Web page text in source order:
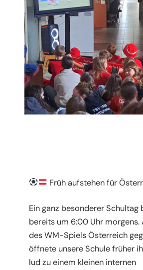
Früh aufstehen für
Ein ganz besonderer Schultag
bereits um 6:00 Uhr morgens.
des WM-Spiels Österreich
öffnete unsere Schule früher
lud zu einem kleinen internen